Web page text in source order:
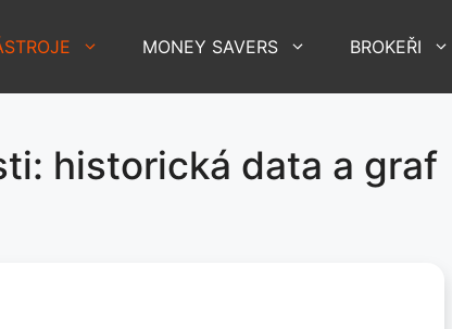
MONEY SAVERS BROKEŘI
historická data a graf